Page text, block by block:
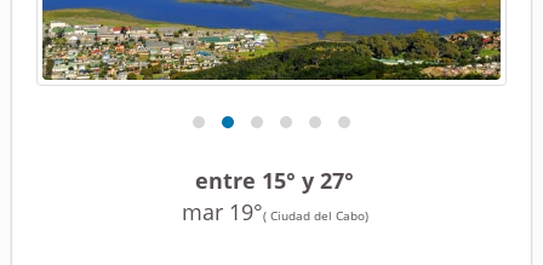
entre 15° y 27°
mar 19°( Ciudad del Cabo)